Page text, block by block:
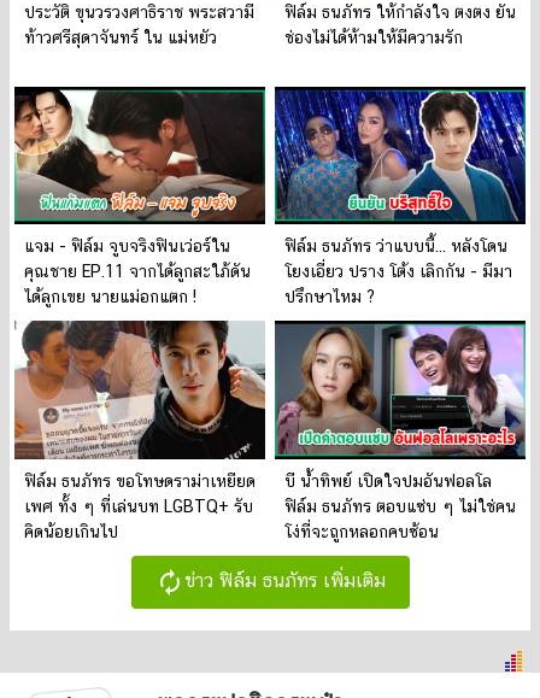
ประวัติ ขุนวรวงศาธิราช พระสวามี
ท้าวศรีสุดาจันทร์ ใน แม่หยัว
ฟิล์ม ธนภัทร ให้กำลังใจ ตงตง ยัน
ช่องไม่ได้ห้ามให้มีความรัก
แจม - ฟิล์ม จูบจริงฟินเว่อร์ใน
คุณชาย EP.11 จากได้ลูกสะใภ้ดัน
ได้ลูกเขย นายแม่อกแตก !
ฟิล์ม ธนภัทร ว่าแบบนี้... หลังโดน
โยงเอี่ยว ปราง โต้ง เลิกกัน - มีมา
ปรึกษาไหม ?
ฟิล์ม ธนภัทร ขอโทษดราม่าเหยียด
เพศ ทั้ง ๆ ที่เล่นบท LGBTQ+ รับ
คิดน้อยเกินไป
บี น้ำทิพย์ เปิดใจปมอันฟอลโล
ฟิล์ม ธนภัทร ตอบแซ่บ ๆ ไม่ใช่คน
โง่ที่จะถูกหลอกคบซ้อน
autorenew ข่าว ฟิล์ม ธนภัทร เพิ่มเติม